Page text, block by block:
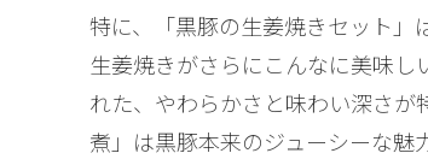
特に、「黒豚の生姜焼きセット
生姜焼きがさらにこんなに美味
れた、やわらかさと味わい深さが
煮」は黒豚本来のジューシーな魅